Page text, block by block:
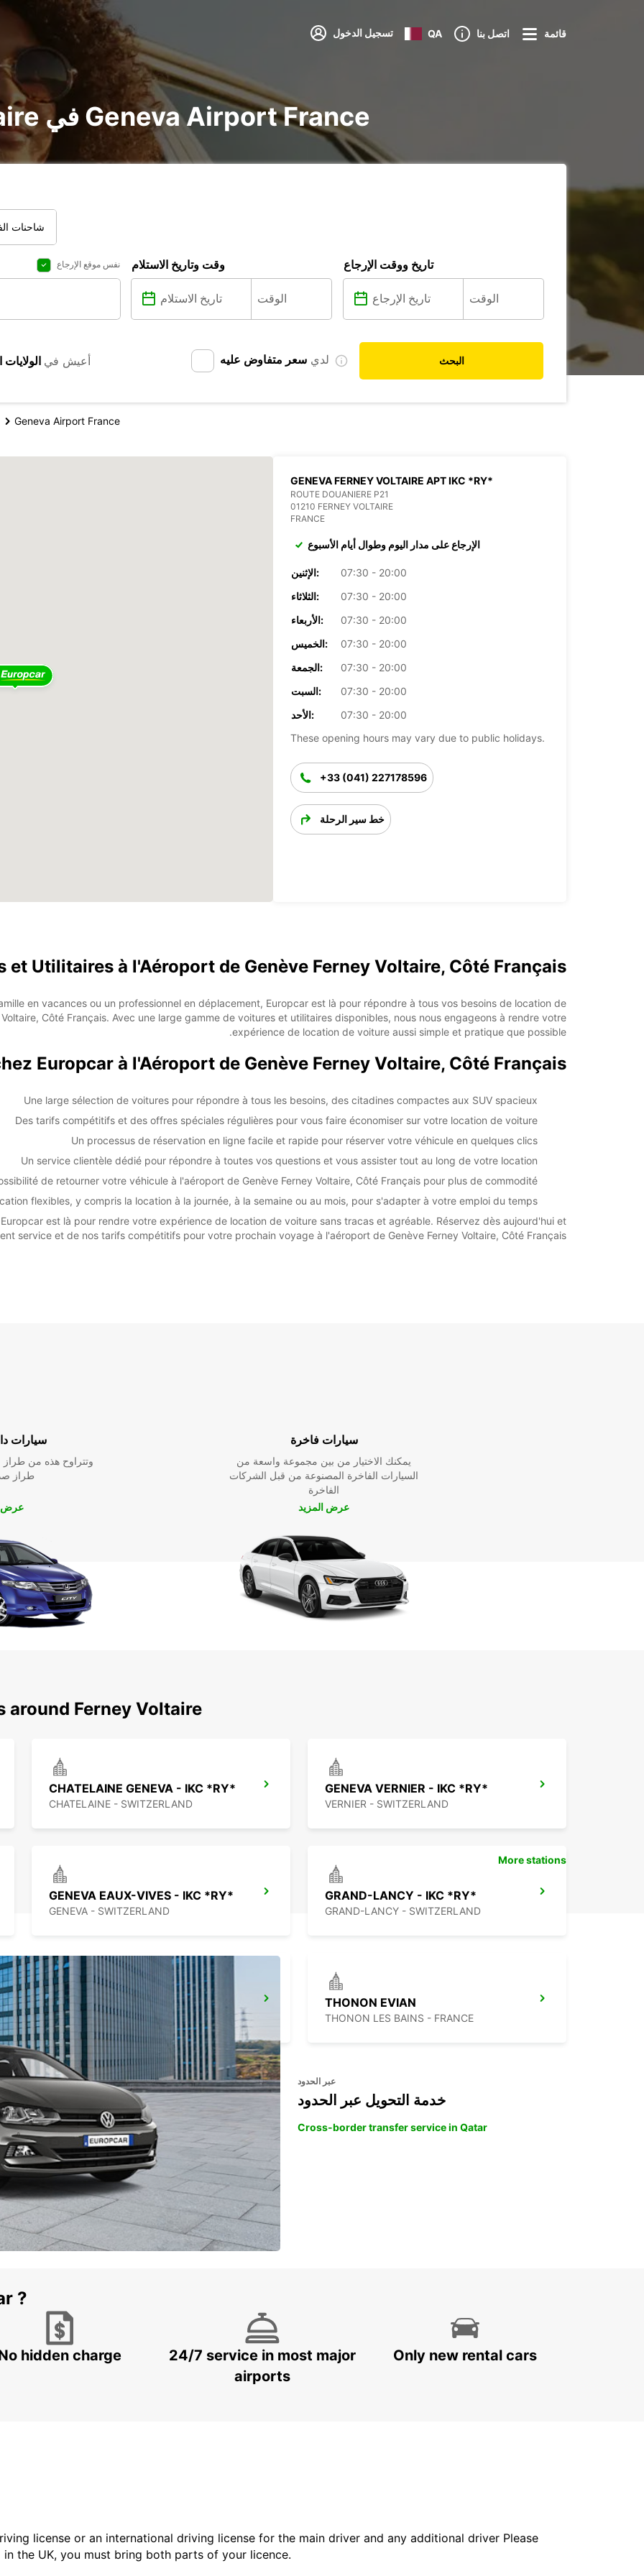
تسجيل الدخول QA اتصل بنا قائمة
تأجير voiture و utilitaire في Geneva Airport France
شاحنات
نفس موقع الإرجاع وقت وتاريخ الاستلام تاريخ ووقت الإرجاع
أعيش في لدي سعر متفاوض عليه البحث
Geneva Airport France
GENEVA FERNEY VOLTAIRE APT IKC *RY*
ROUTE DOUANIERE P21
01210 FERNEY VOLTAIRE
FRANCE
الإرجاع على مدار اليوم وطوال أيام الأسبوع
الإثنين:
07:30 - 20:00
الثلاثاء:
07:30 - 20:00
الأربعاء:
07:30 - 20:00
الخميس:
07:30 - 20:00
الجمعة:
07:30 - 20:00
السبت:
07:30 - 20:00
الأحد:
07:30 - 20:00
These opening hours may vary due to public holidays.
+33 (041) 227178596
خط سير الرحلة
et Utilitaires à l'Aéroport de Genève Ferney Voltaire, Côté Français
en vacances ou un professionnel en déplacement, Europcar est là pour répondre à tous vos besoins de location de
Côté Français. Avec une large gamme de voitures et utilitaires disponibles, nous nous engageons à rendre votre
expérience de location de voiture aussi simple et pratique que possible.
Europcar à l'Aéroport de Genève Ferney Voltaire, Côté Français
Une large sélection de voitures pour répondre à tous les besoins, des citadines compactes aux SUV spacieux
Des tarifs compétitifs et des offres spéciales régulières pour vous faire économiser sur votre location de voiture
Un processus de réservation en ligne facile et rapide pour réserver votre véhicule en quelques clics
Un service clientèle dédié pour répondre à toutes vos questions et vous assister tout au long de votre location
de retourner votre véhicule à l'aéroport de Genève Ferney Voltaire, Côté Français pour plus de commodité
flexibles, y compris la location à la journée, à la semaine ou au mois, pour s'adapter à votre emploi du temps
est là pour rendre votre expérience de location de voiture sans tracas et agréable. Réservez dès aujourd'hui et
service et de nos tarifs compétitifs pour votre prochain voyage à l'aéroport de Genève Ferney Voltaire, Côté Français.
سيارات
وتتراوح هذه من
طراز
عرض
سيارات فاخرة
يمكنك الاختيار من بين مجموعة واسعة من
السيارات الفاخرة المصنوعة من قبل الشركات
الفاخرة
عرض المزيد
Ferney Voltaire
CHATELAINE GENEVA - IKC *RY*
CHATELAINE - SWITZERLAND
GENEVA VERNIER - IKC *RY*
VERNIER - SWITZERLAND
GENEVA EAUX-VIVES - IKC *RY*
GENEVA - SWITZERLAND
GRAND-LANCY - IKC *RY*
GRAND-LANCY - SWITZERLAND
NYON - IKC *RY*
NYON - SWITZERLAND
THONON EVIAN
THONON LES BAINS - FRANCE
More stations
عبر الحدود
خدمة التحويل عبر الحدود
Cross-border transfer service in Qatar
?
hidden charge
24/7 service in most major
airports
Only new rental cars
license or an international driving license for the main driver and any additional driver Please
the UK, you must bring both parts of your licence.